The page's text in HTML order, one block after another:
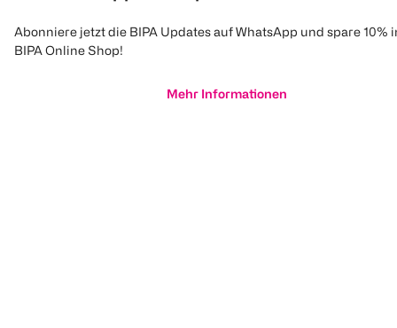
Abonniere jetzt die BIPA Updates auf WhatsApp und spare 10%
BIPA Online Shop!
Mehr Informationen